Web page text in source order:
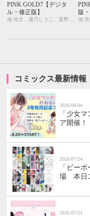
PINK GOLD7【デジタ
ル・修正版】
版・
コミックス最新情報
2026/08/04
「少女
ア開催！
2026/07/24
「ビー
場 本日
2026/07/21